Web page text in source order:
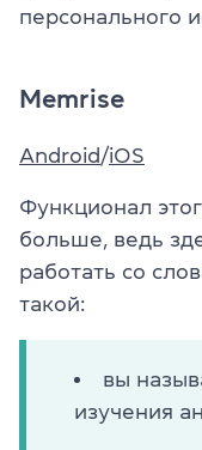
персонального
Memrise
Android/iOS
Функционал
больше, ведь
работать со
такой:
вы
изучения